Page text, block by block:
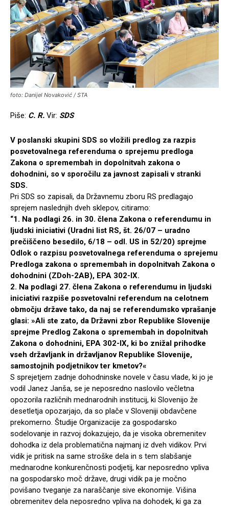
foto: Danijel Novaković / STA
Piše: C. R. Vir: SDS
V poslanski skupini SDS so vložili predlog za razpis
posvetovalnega referenduma o sprejemu predloga
Zakona o spremembah in dopolnitvah zakona o
dohodnini, so v sporočilu za javnost zapisali v stranki
SDS.
Pri SDS so zapisali, da Državnemu zboru RS predlagajo
sprejem naslednjih dveh sklepov, citiramo:
“1. Na podlagi 26. in 30. člena Zakona o referendumu in
ljudski iniciativi (Uradni list RS, št. 26/07 – uradno
prečiščeno besedilo, 6/18 – odl. US in 52/20) sprejme
Odlok o razpisu posvetovalnega referenduma o sprejemu
Predloga zakona o spremembah in dopolnitvah Zakona o
dohodnini (ZDoh-2AB), EPA 302-IX.
2. Na podlagi 27. člena Zakona o referendumu in ljudski
iniciativi razpiše posvetovalni referendum na celotnem
območju države tako, da naj se referendumsko vprašanje
glasi: »Ali ste zato, da Državni zbor Republike Slovenije
sprejme Predlog Zakona o spremembah in dopolnitvah
Zakona o dohodnini, EPA 302-IX, ki bo znižal prihodke
vseh državljank in državljanov Republike Slovenije,
samostojnih podjetnikov ter kmetov?«
S sprejetjem zadnje dohodninske novele v času vlade, ki jo je
vodil Janez Janša, se je neposredno naslovilo večletna
opozorila različnih mednarodnih institucij, ki Slovenijo že
desetletja opozarjajo, da so plače v Sloveniji obdavčene
prekomerno. Študije Organizacije za gospodarsko
sodelovanje in razvoj dokazujejo, da je visoka obremenitev
dohodka iz dela problematična najmanj iz dveh vidikov. Prvi
vidik je pritisk na same stroške dela in s tem slabšanje
mednarodne konkurenčnosti podjetij, kar neposredno vpliva
na gospodarsko moč države, drugi vidik pa je močno
povišano tveganje za naraščanje sive ekonomije. Višina
obremenitev dela neposredno vpliva na dohodek, ki ga za